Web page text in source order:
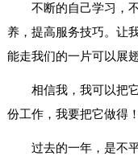
不断的自己学习，
养，提高服务技巧。让
能走我们的一片可以展
相信我，我可以把
份工作，我要把它做得
过去的一年，是不